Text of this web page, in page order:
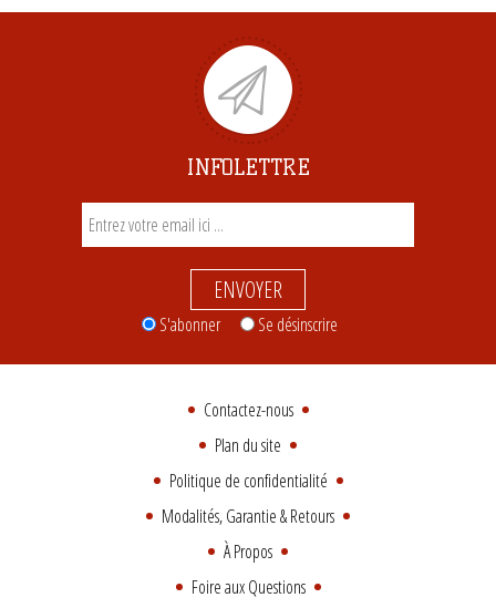
INFOLETTRE
ENVOYER
S'abonner Se désinscrire
Contactez-nous
Plan du site
Politique de confidentialité
Modalités, Garantie & Retours
À Propos
Foire aux Questions